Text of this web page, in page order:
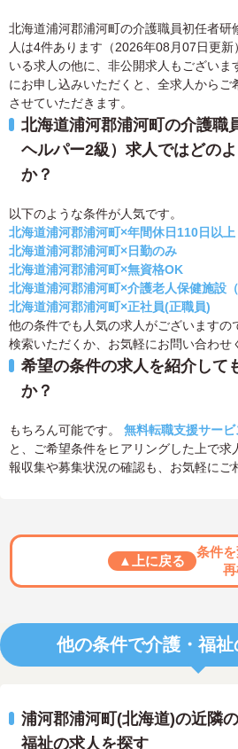
北海道浦河郡浦河町の介護職員初任者研
人は4件あります（2026年08月07日更
いる求人の他に、非公開求人もございま
にお申し込みいただくと、全求人からご
させていただきます。
北海道浦河郡浦河町の介護職
ヘルパー2級）求人ではどの
か？
以下のような条件が人気です。
北海道浦河郡浦河町×年間休日110日以上
北海道浦河郡浦河町×日勤のみ
北海道浦河郡浦河町×無資格OK
北海道浦河郡浦河町×介護老人保健施設（
北海道浦河郡浦河町×正社員(正職員)
他の条件でも人気の求人がございますの
検索いただくか、お気軽にお問い合わせ
希望の条件の求人を紹介して
か？
もちろん可能です。 無料転職支援サービ
と、ご希望条件をヒアリングした上で
報収集や募集状況の確認も、お気軽にご
▲上に戻る
条件
他の条件で介護・福
浦河郡浦河町(北海道)の近隣
福祉の求人を探す